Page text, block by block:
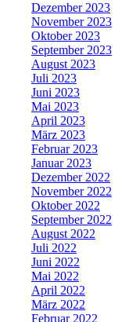
Dezember 2023
November 2023
Oktober 2023
September 2023
August 2023
Juli 2023
Juni 2023
Mai 2023
April 2023
März 2023
Februar 2023
Januar 2023
Dezember 2022
November 2022
Oktober 2022
September 2022
August 2022
Juli 2022
Juni 2022
Mai 2022
April 2022
März 2022
Februar 2022